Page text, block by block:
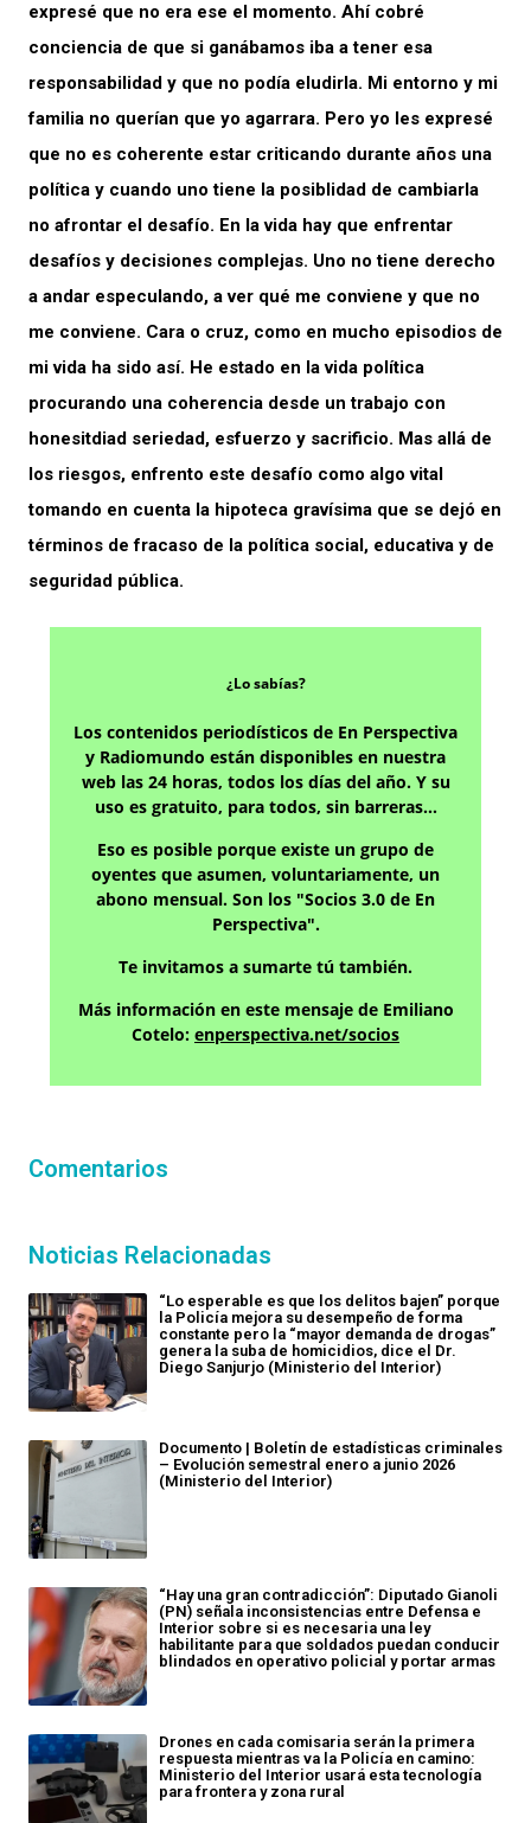
expresé que no era ese el momento. Ahí cobré
conciencia de que si ganábamos iba a tener esa
responsabilidad y que no podía eludirla. Mi entorno y mi
familia no querían que yo agarrara. Pero yo les expresé
que no es coherente estar criticando durante años una
política y cuando uno tiene la posiblidad de cambiarla
no afrontar el desafío. En la vida hay que enfrentar
desafíos y decisiones complejas. Uno no tiene derecho
a andar especulando, a ver qué me conviene y que no
me conviene. Cara o cruz, como en mucho episodios de
mi vida ha sido así. He estado en la vida política
procurando una coherencia desde un trabajo con
honesitdiad seriedad, esfuerzo y sacrificio. Mas allá de
los riesgos, enfrento este desafío como algo vital
tomando en cuenta la hipoteca gravísima que se dejó en
términos de fracaso de la política social, educativa y de
seguridad pública.
¿Lo sabías?
Los contenidos periodísticos de En Perspectiva
y Radiomundo están disponibles en nuestra
web las 24 horas, todos los días del año. Y su
uso es gratuito, para todos, sin barreras…
Eso es posible porque existe un grupo de
oyentes que asumen, voluntariamente, un
abono mensual. Son los "Socios 3.0 de En
Perspectiva".
Te invitamos a sumarte tú también.
Más información en este mensaje de Emiliano
Cotelo: enperspectiva.net/socios
Comentarios
Noticias Relacionadas
“Lo esperable es que los delitos bajen” porque
la Policía mejora su desempeño de forma
constante pero la “mayor demanda de drogas”
genera la suba de homicidios, dice el Dr.
Diego Sanjurjo (Ministerio del Interior)
Documento | Boletín de estadísticas criminales
– Evolución semestral enero a junio 2026
(Ministerio del Interior)
“Hay una gran contradicción”: Diputado Gianoli
(PN) señala inconsistencias entre Defensa e
Interior sobre si es necesaria una ley
habilitante para que soldados puedan conducir
blindados en operativo policial y portar armas
Drones en cada comisaria serán la primera
respuesta mientras va la Policía en camino:
Ministerio del Interior usará esta tecnología
para frontera y zona rural